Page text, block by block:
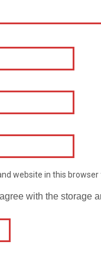
website in this
with the storage